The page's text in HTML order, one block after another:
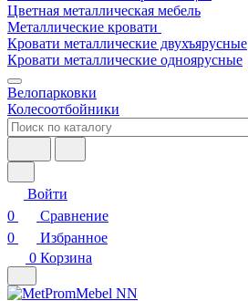
Цветная металлическая мебель
Металлические кровати
Кровати металлические двухъярусные
Кровати металлические одноярусные
Велопарковки
Колесоотбойники
Войти
0
Сравнение
0
Избранное
0 Корзина